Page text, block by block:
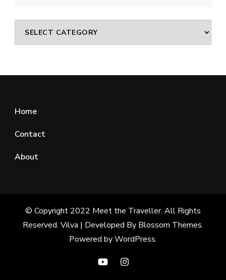
Categories
Home
Contact
About
© Copyright 2022 Meet the Traveller. All Rights
Reserved. Vilva | Developed By Blossom Themes.
Powered byWordPress.